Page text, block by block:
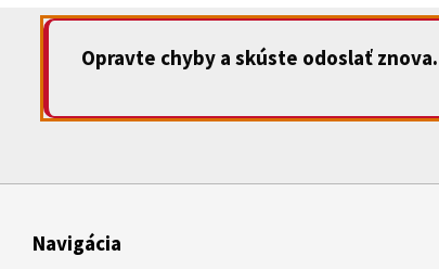
Opravte chyby a skúste odoslať znova.
Navigácia